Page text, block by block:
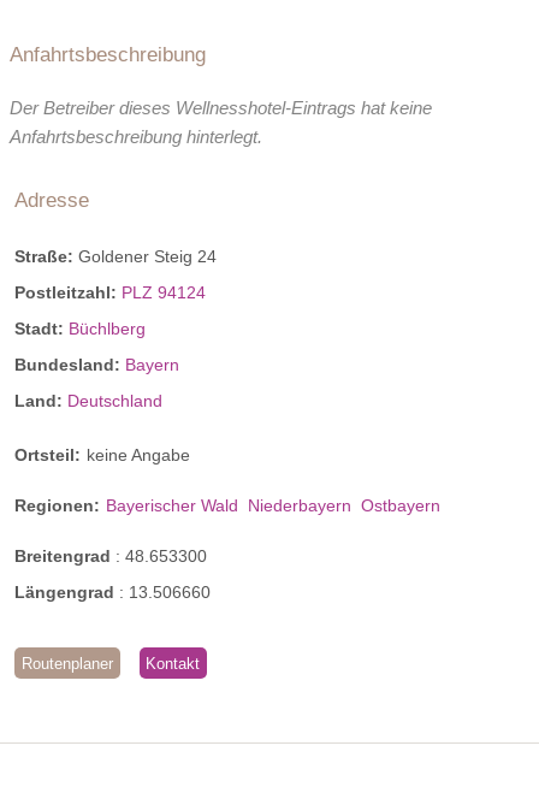
Anfahrtsbeschreibung
Der Betreiber dieses Wellnesshotel-Eintrags hat keine
Anfahrtsbeschreibung hinterlegt.
Adresse
Straße: Goldener Steig 24
Postleitzahl: PLZ 94124
Stadt: Büchlberg
Bundesland: Bayern
Land: Deutschland
Ortsteil: keine Angabe
Regionen: Bayerischer Wald Niederbayern Ostbayern
Breitengrad : 48.653300
Längengrad : 13.506660
Routenplaner Kontakt